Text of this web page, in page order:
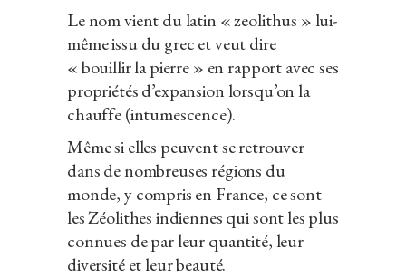
Le nom vient du latin « zeolithus » lui-
même issu du grec et veut dire
« bouillir la pierre » en rapport avec ses
propriétés d’expansion lorsqu’on la
chauffe (intumescence).
Même si elles peuvent se retrouver
dans de nombreuses régions du
monde, y compris en France, ce sont
les Zéolithes indiennes qui sont les plus
connues de par leur quantité, leur
diversité et leur beauté.